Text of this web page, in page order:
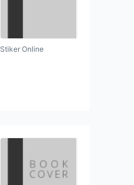
Stiker Online